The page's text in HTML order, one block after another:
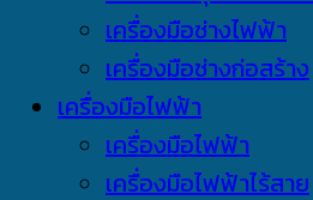
เครื่องมือช่างไฟฟ้า
เครื่องมือช่างก่อสร้าง
เครื่องมือไฟฟ้า
เครื่องมือไฟฟ้า
เครื่องมือไฟฟ้าไร้สาย